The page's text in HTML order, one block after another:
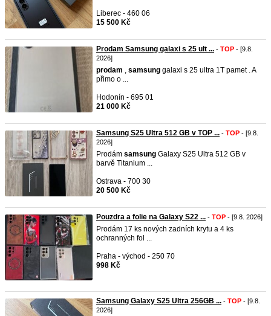
Liberec - 460 06
15 500 Kč
Prodam Samsung galaxi s 25 ult ... - TOP - [9.8.
2026]
prodam , samsung galaxi s 25 ultra 1T pamet . A
přimo o ...
Hodonín - 695 01
21 000 Kč
Samsung S25 Ultra 512 GB v TOP ... - TOP - [9.8.
2026]
Prodám samsung Galaxy S25 Ultra 512 GB v
barvě Titanium ...
Ostrava - 700 30
20 500 Kč
Pouzdra a folie na Galaxy S22 ... - TOP - [9.8. 2026]
Prodám 17 ks nových zadních krytu a 4 ks
ochranných fol ...
Praha - východ - 250 70
998 Kč
Samsung Galaxy S25 Ultra 256GB ... - TOP - [9.8.
2026]